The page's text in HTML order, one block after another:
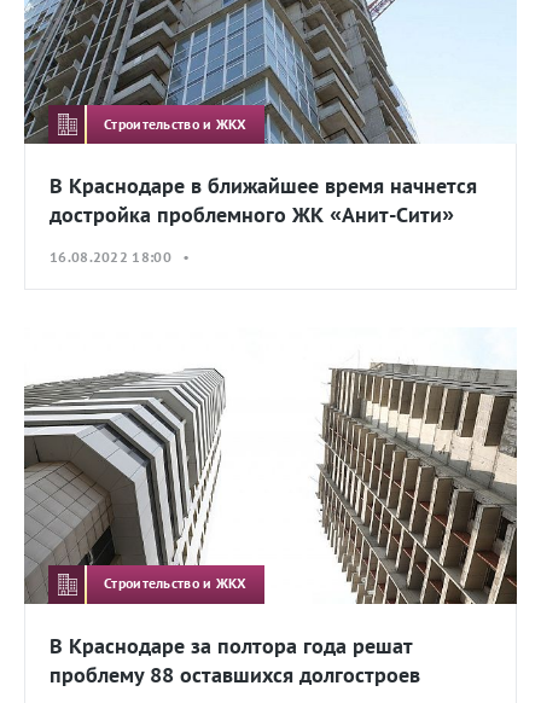
Строительство и ЖКХ
В Краснодаре в ближайшее время начнется
достройка проблемного ЖК «Анит-Сити»
16.08.2022 18:00 •
Строительство и ЖКХ
В Краснодаре за полтора года решат
проблему 88 оставшихся долгостроев